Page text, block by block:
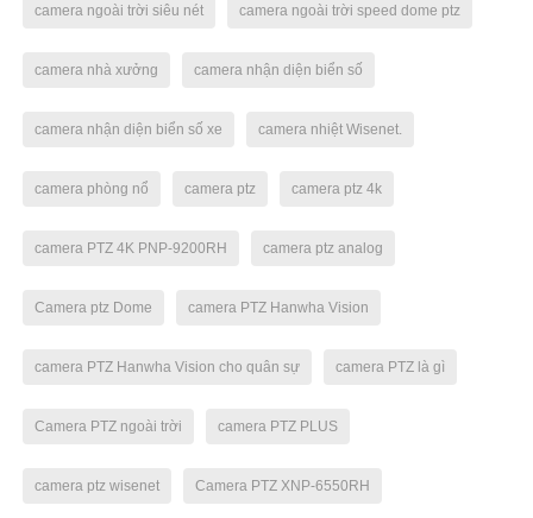
camera ngoài trời siêu nét camera ngoài trời speed dome ptz
camera nhà xưởng camera nhận diện biển số
camera nhận diện biển số xe camera nhiệt Wisenet.
camera phòng nổ camera ptz camera ptz 4k
camera PTZ 4K PNP-9200RH camera ptz analog
Camera ptz Dome camera PTZ Hanwha Vision
camera PTZ Hanwha Vision cho quân sự camera PTZ là gì
Camera PTZ ngoài trời camera PTZ PLUS
camera ptz wisenet Camera PTZ XNP-6550RH